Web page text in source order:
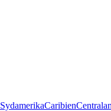
SydamerikaCaribien